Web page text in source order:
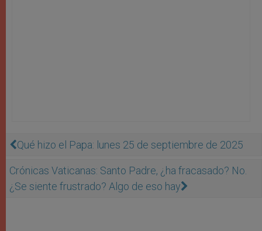
Qué hizo el Papa: lunes 25 de septiembre de 2025
Crónicas Vaticanas: Santo Padre, ¿ha fracasado? No.
¿Se siente frustrado? Algo de eso hay